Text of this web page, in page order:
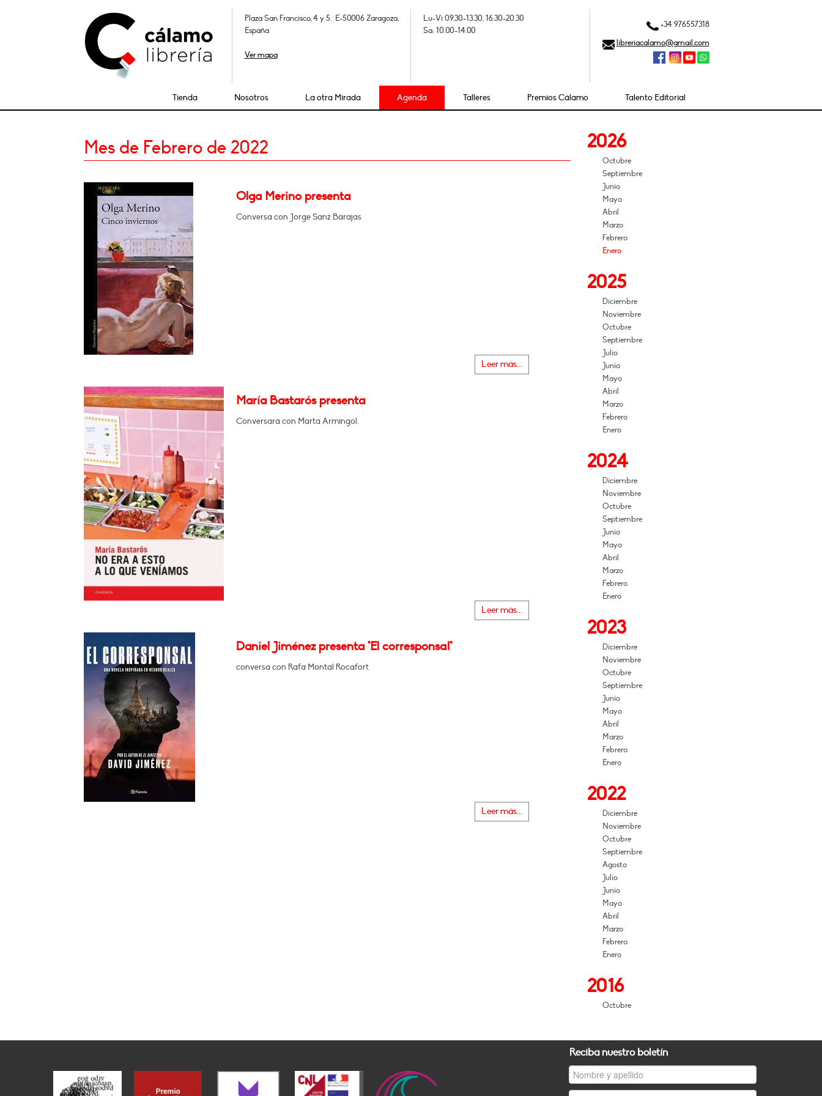
Plaza San Francisco, 4 y 5. E-50006 Zaragoza,
España
Ver mapa
Lu-Vi 09.30-13.30, 16.30-20.30
Sa: 10.00-14.00
+34 976557318
libreriacalamo@gmail.com
Tienda Nosotros La otra Mirada Agenda Talleres Premios Cálamo Talento Editorial
Mes de Febrero de 2022
Olga Merino presenta
Conversa con Jorge Sanz Barajas
Leer más...
María Bastarós presenta
Conversará con Marta Armingol.
Leer más...
Daniel Jiménez presenta "El corresponsal"
conversa con Rafa Montal Rocafort
Leer más...
2026
Octubre
Septiembre
Junio
Mayo
Abril
Marzo
Febrero
Enero
2025
Diciembre
Noviembre
Octubre
Septiembre
Julio
Junio
Mayo
Abril
Marzo
Febrero
Enero
2024
Diciembre
Noviembre
Octubre
Septiembre
Junio
Mayo
Abril
Marzo
Febrero
Enero
2023
Diciembre
Noviembre
Octubre
Septiembre
Junio
Mayo
Abril
Marzo
Febrero
Enero
2022
Diciembre
Noviembre
Octubre
Septiembre
Agosto
Julio
Junio
Mayo
Abril
Marzo
Febrero
Enero
2016
Octubre
Reciba nuestro boletín